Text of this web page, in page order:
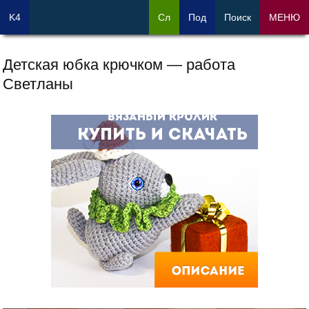
Детская юбка крючком — работа
Светланы
K4 Сл Под Поиск МЕНЮ